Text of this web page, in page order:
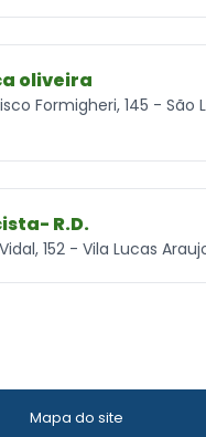
oliveira
Formigheri, 145 - São
R.D.
152 - Vila Lucas
Mapa do site